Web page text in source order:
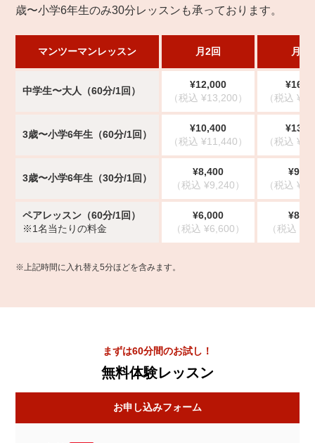
歳〜小学6年生のみ30分レッスンも承っております。
マンツーマンレッスン 月2回 月3
中学生〜大人（60分/1回）
¥12,000
（税込 ¥13,200）
（税込
3歳〜小学6年生（60分/1回）
¥10,400
（税込 ¥11,440）
（税込
3歳〜小学6年生（30分/1回）
¥8,400
（税込 ¥9,240）
（税込
ペアレッスン（60分/1回）
※1名当たりの料金
¥6,000
（税込 ¥6,600）
（税込
※上記時間に入れ替え5分ほどを含みます。
まずは60分間のお試し！
無料体験レッスン
お申し込みフォーム